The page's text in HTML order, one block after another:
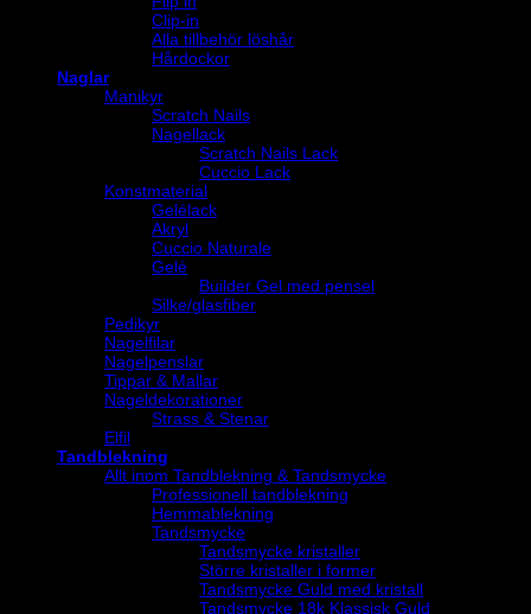
Clip-in
Alla tillbehör löshår
Hårdockor
Naglar
Manikyr
Scratch Nails
Nagellack
Scratch Nails Lack
Cuccio Lack
Konstmaterial
Gelélack
Akryl
Cuccio Naturale
Gelé
Builder Gel med pensel
Silke/glasfiber
Pedikyr
Nagelfilar
Nagelpenslar
Tippar & Mallar
Nageldekorationer
Strass & Stenar
Elfil
Tandblekning
Allt inom Tandblekning & Tandsmycke
Professionell tandblekning
Hemmablekning
Tandsmycke
Tandsmycke kristaller
Större kristaller i former
Tandsmycke Guld med kristall
Tandsmycke 18k Klassisk Guld